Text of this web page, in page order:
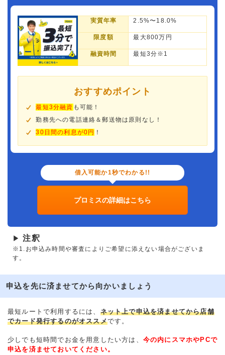
実質年率 2.5%〜18.0%
限度額 最大800万円
融資時間 最短3分※1
おすすめポイント
最短3分融資 も可能！
勤務先への電話連絡＆郵送物は原則なし！
30日間の利息が0円 ！
借入可能か1秒でわかる!!
プロミスの詳細はこちら
▶ 注釈
※1.お申込み時間や審査によりご希望に添えない場合がございま
す。
申込を先に済ませてから向かいましょう
最短ルートで利用するには、 ネット上で申込を済ませてから店舗
でカード発行するのがオススメです。
少しでも短時間でお金を用意したい方は、 今の内にスマホやPCで
申込を済ませておいてください。